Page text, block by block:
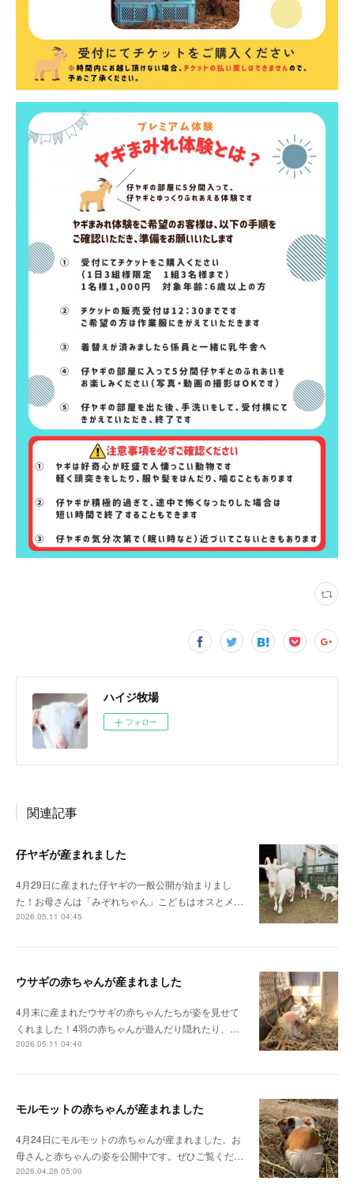
ハイジ牧場
フォロー
関連記事
仔ヤギが産まれました
4月29日に産まれた仔ヤギの一般公開が始まりまし
た！お母さんは「みぞれちゃん」こどもはオスとメ…
2026.05.11 04:45
ウサギの赤ちゃんが産まれました
4月末に産まれたウサギの赤ちゃんたちが姿を見せて
くれました！4羽の赤ちゃんが遊んだり隠れたり、…
2026.05.11 04:40
モルモットの赤ちゃんが産まれました
4月24日にモルモットの赤ちゃんが産まれました。お
母さんと赤ちゃんの姿を公開中です。ぜひご覧くだ…
2026.04.26 05:00